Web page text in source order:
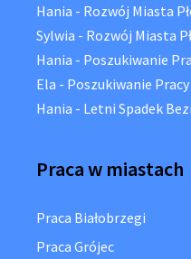
Hania - Rozwój Miasta
Sylwia - Rozwój Miasta
Hania - Poszukiwanie
Ela - Poszukiwanie
Hania - Letni Spadek
Praca w miastach
Praca Białobrzegi
Praca Grójec